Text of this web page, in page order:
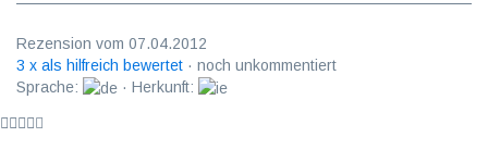
Rezension vom 07.04.2012
3 x als hilfreich bewertet · noch unkommentiert
Sprache:
· Herkunft: